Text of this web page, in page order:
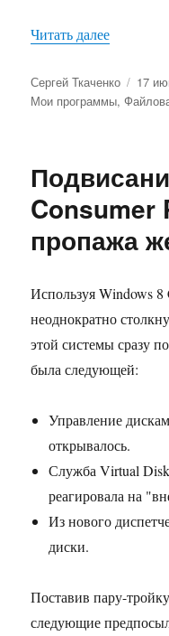
Читать далее
Автор
Сергей Ткаченко 17
Мои программы,
Consumer
пропажа
Используя Windows 8
неоднократно
этой системы сразу
была следующей:
Управление
открывалось.
Служба Virtual Disk
реагировала на
Из нового
диски.
Поставив пару-
следующие